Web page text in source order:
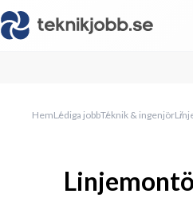
HemLediga jobbTeknik & ingenjör